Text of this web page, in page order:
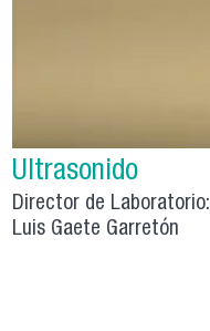
Ultrasonido
Director de Laboratorio:
Luis Gaete Garretón